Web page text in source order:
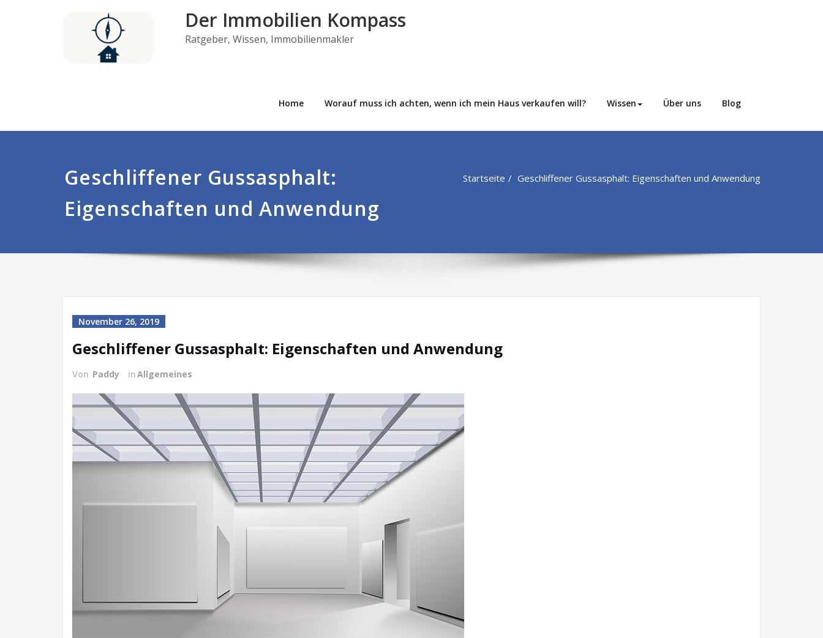
Der Immobilien Kompass
Ratgeber, Wissen, Immobilienmakler
Home Worauf muss ich achten, wenn ich mein Haus verkaufen will? Wissen Über uns Blog
Geschliffener Gussasphalt:
Eigenschaften und Anwendung
Startseite Geschliffener Gussasphalt: Eigenschaften und Anwendung
November 26, 2019
Geschliffener Gussasphalt: Eigenschaften und Anwendung
Von Paddy inAllgemeines